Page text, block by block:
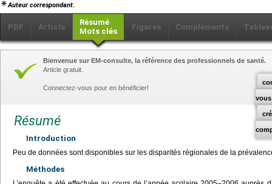
Auteur correspondant.
PDF Article
Résumé
Mots clés
Figures Compléments
vous
Bienvenue sur EM-consulte, la référence des professionnels de santé.
Article gratuit.
Connectez-vous pour en bénéficier!
Résumé
Introduction
Peu de données sont disponibles sur les disparités régionales de la
Méthodes